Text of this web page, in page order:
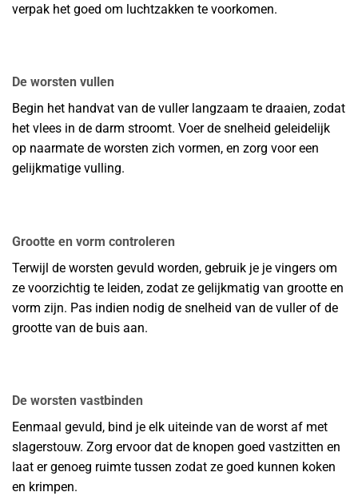
verpak het goed om luchtzakken te voorkomen.
De worsten vullen
Begin het handvat van de vuller langzaam te draaien, zodat
het vlees in de darm stroomt. Voer de snelheid geleidelijk
op naarmate de worsten zich vormen, en zorg voor een
gelijkmatige vulling.
Grootte en vorm controleren
Terwijl de worsten gevuld worden, gebruik je je vingers om
ze voorzichtig te leiden, zodat ze gelijkmatig van grootte en
vorm zijn. Pas indien nodig de snelheid van de vuller of de
grootte van de buis aan.
De worsten vastbinden
Eenmaal gevuld, bind je elk uiteinde van de worst af met
slagerstouw. Zorg ervoor dat de knopen goed vastzitten en
laat er genoeg ruimte tussen zodat ze goed kunnen koken
en krimpen.